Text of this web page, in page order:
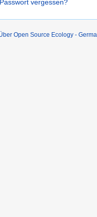
Passwort vergessen?
Open Source Ecology -